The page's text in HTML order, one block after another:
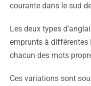
courante dans le sud
Les deux types
emprunts à différentes
chacun des mots
Ces variations sont